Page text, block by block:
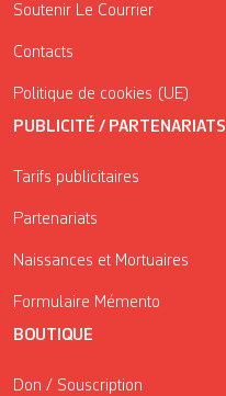
Soutenir Le Courrier
Contacts
Politique de cookies (UE)
PUBLICITÉ / PARTENARIATS
Tarifs publicitaires
Partenariats
Naissances et Mortuaires
Formulaire Mémento
BOUTIQUE
Don / Souscription